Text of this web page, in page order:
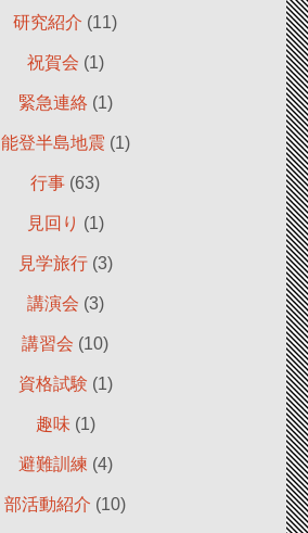
研究紹介 (11)
祝賀会 (1)
緊急連絡 (1)
能登半島地震 (1)
行事 (63)
見回り (1)
見学旅行(3)
講演会 (3)
講習会 (10)
資格試験 (1)
趣味 (1)
避難訓練 (4)
部活動紹介 (10)